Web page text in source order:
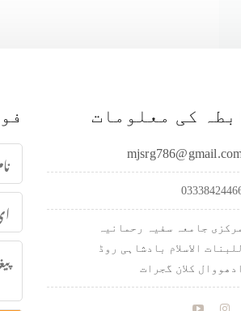
کی معلومات
مرکزی جامعہ سفیہ رحمانیہ
للبنات الاسلام بادشاہی روڈ
ادھووال کلان گجرات